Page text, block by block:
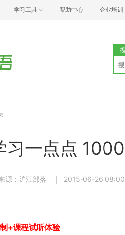
学习工具 帮助中心 企业培训
一点点 1000
源：沪江部落 2015-06-26 08:00
+课程试听体验